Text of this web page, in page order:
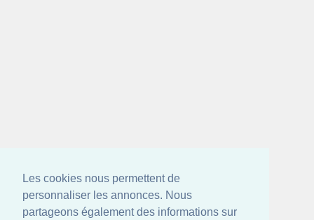
Les cookies nous permettent de
personnaliser les annonces. Nous
partageons également des informations sur